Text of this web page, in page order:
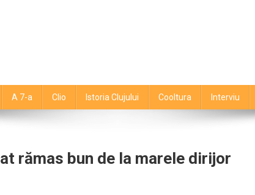
A 7-a Clio Istoria Clujului Cooltura Interviu
rămas bun de la marele dirijor